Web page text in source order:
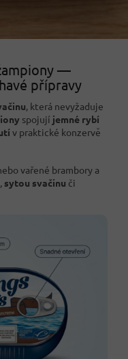
—
přípravy
, která nevyžaduje
spojují jemné rybí
v praktické konzervě
vařené brambory a
, sytou svačinu či